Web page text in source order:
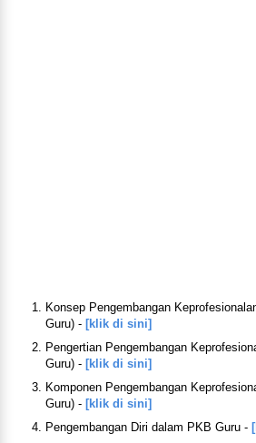
Konsep Pengembangan
Guru) - [klik di sini]
Pengertian Pengembangan
Guru) - [klik di sini]
Komponen Pengembangan
Guru) - [klik di sini]
Pengembangan Diri dalam PKB Guru -